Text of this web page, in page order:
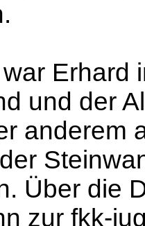
Erhard
und der
anderem
Über die
zur fkk-